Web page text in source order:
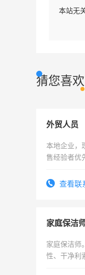
本站无
猜您喜欢
外贸人员
本地企业，
售经验者优
查看联
家庭保洁
家庭保洁师
性、干净利